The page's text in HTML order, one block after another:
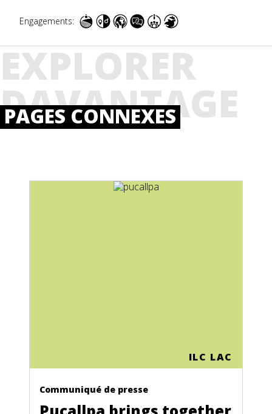
Engagements:
EXPLORER
DAVANTAGE
PAGES CONNEXES
ILC LAC
Communiqué de presse